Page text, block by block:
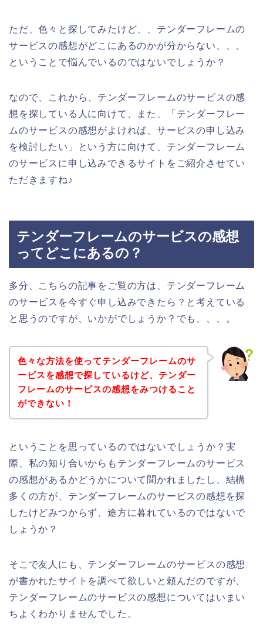
ただ、色々と探してみたけど、、テンダーフレームの
サービスの感想がどこにあるのかが分からない、、、
ということで悩んでいるのではないでしょうか？
なので、これから、テンダーフレームのサービスの感
想を探している人に向けて、また、「テンダーフレー
ムのサービスの感想がよければ、サービスの申し込み
を検討したい」という方に向けて、テンダーフレーム
のサービスに申し込みできるサイトをご紹介させてい
ただきますね♪
テンダーフレームのサービスの感想
ってどこにあるの？
多分、こちらの記事をご覧の方は、テンダーフレーム
のサービスを今すぐ申し込みできたら？と考えている
と思うのですが、いかがでしょうか？でも、、、。
色々な方法を使ってテンダーフレームのサ
ービスを感想で探しているけど、テンダー
フレームのサービスの感想をみつけること
ができない！
ということを思っているのではないでしょうか？実
際、私の知り合いからもテンダーフレームのサービス
の感想があるかどうかについて聞かれましたし、結構
多くの方が、テンダーフレームのサービスの感想を探
したけどみつからず、途方に暮れているのではないで
しょうか？
そこで友人にも、テンダーフレームのサービスの感想
が書かれたサイトを調べて欲しいと頼んだのですが、
テンダーフレームのサービスの感想についてはいまい
ちよくわかりませんでした。